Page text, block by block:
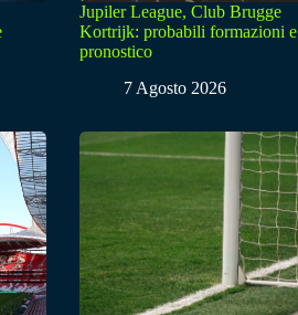
Jupiler League, Club Brugge
Kortrijk: probabili formazioni e
pronostico
7 Agosto 2026